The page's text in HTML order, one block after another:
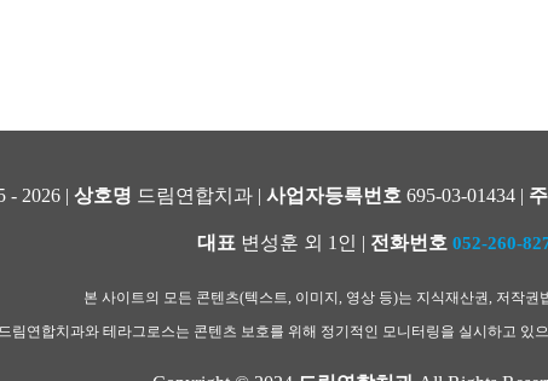
- 2026 | 상호명 드림연합치과 | 사업자등록번호 695-03-01434 |
대표 변성훈 외 1인 | 전화번호 052-260-
본 사이트의 모든 콘텐츠(텍스트, 이미지, 영상 등)는 지식재산권, 저작
드림연합치과와 테라그로스는 콘텐츠 보호를 위해 정기적인 모니터링을 실시하고 있